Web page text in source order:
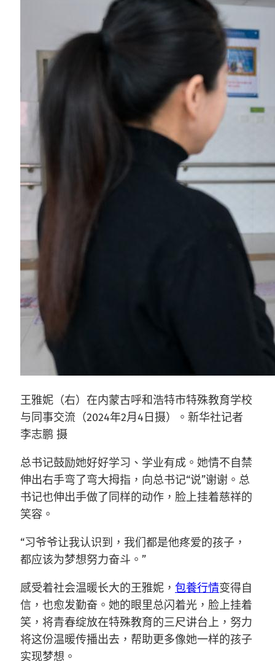
王雅妮（右）在内蒙古呼和浩特市特殊教育学校
与同事交流（2024年2月4日摄）。新华社记者
李志鹏 摄
总书记鼓励她好好学习、学业有成。她情不自禁
伸出右手弯了弯大拇指，向总书记“说”谢谢。总
书记也伸出手做了同样的动作，脸上挂着慈祥的
笑容。
“习爷爷让我认识到，我们都是他疼爱的孩子，
都应该为梦想努力奋斗。”
感受着社会温暖长大的王雅妮， 包養行情变得自
信，也愈发勤奋。她的眼里总闪着光，脸上挂着
笑，将青春绽放在特殊教育的三尺讲台上，努力
将这份温暖传播出去，帮助更多像她一样的孩子
实现梦想。